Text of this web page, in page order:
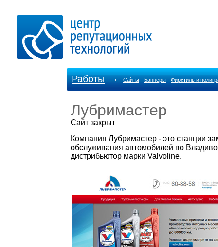
Работы → Сайты Баннеры Фирстиль и
Лубримастер
Cайт закрыт
Компания Лубримастер - это станции
обслуживания автомобилей во
дистрибьютор марки Valvoline.